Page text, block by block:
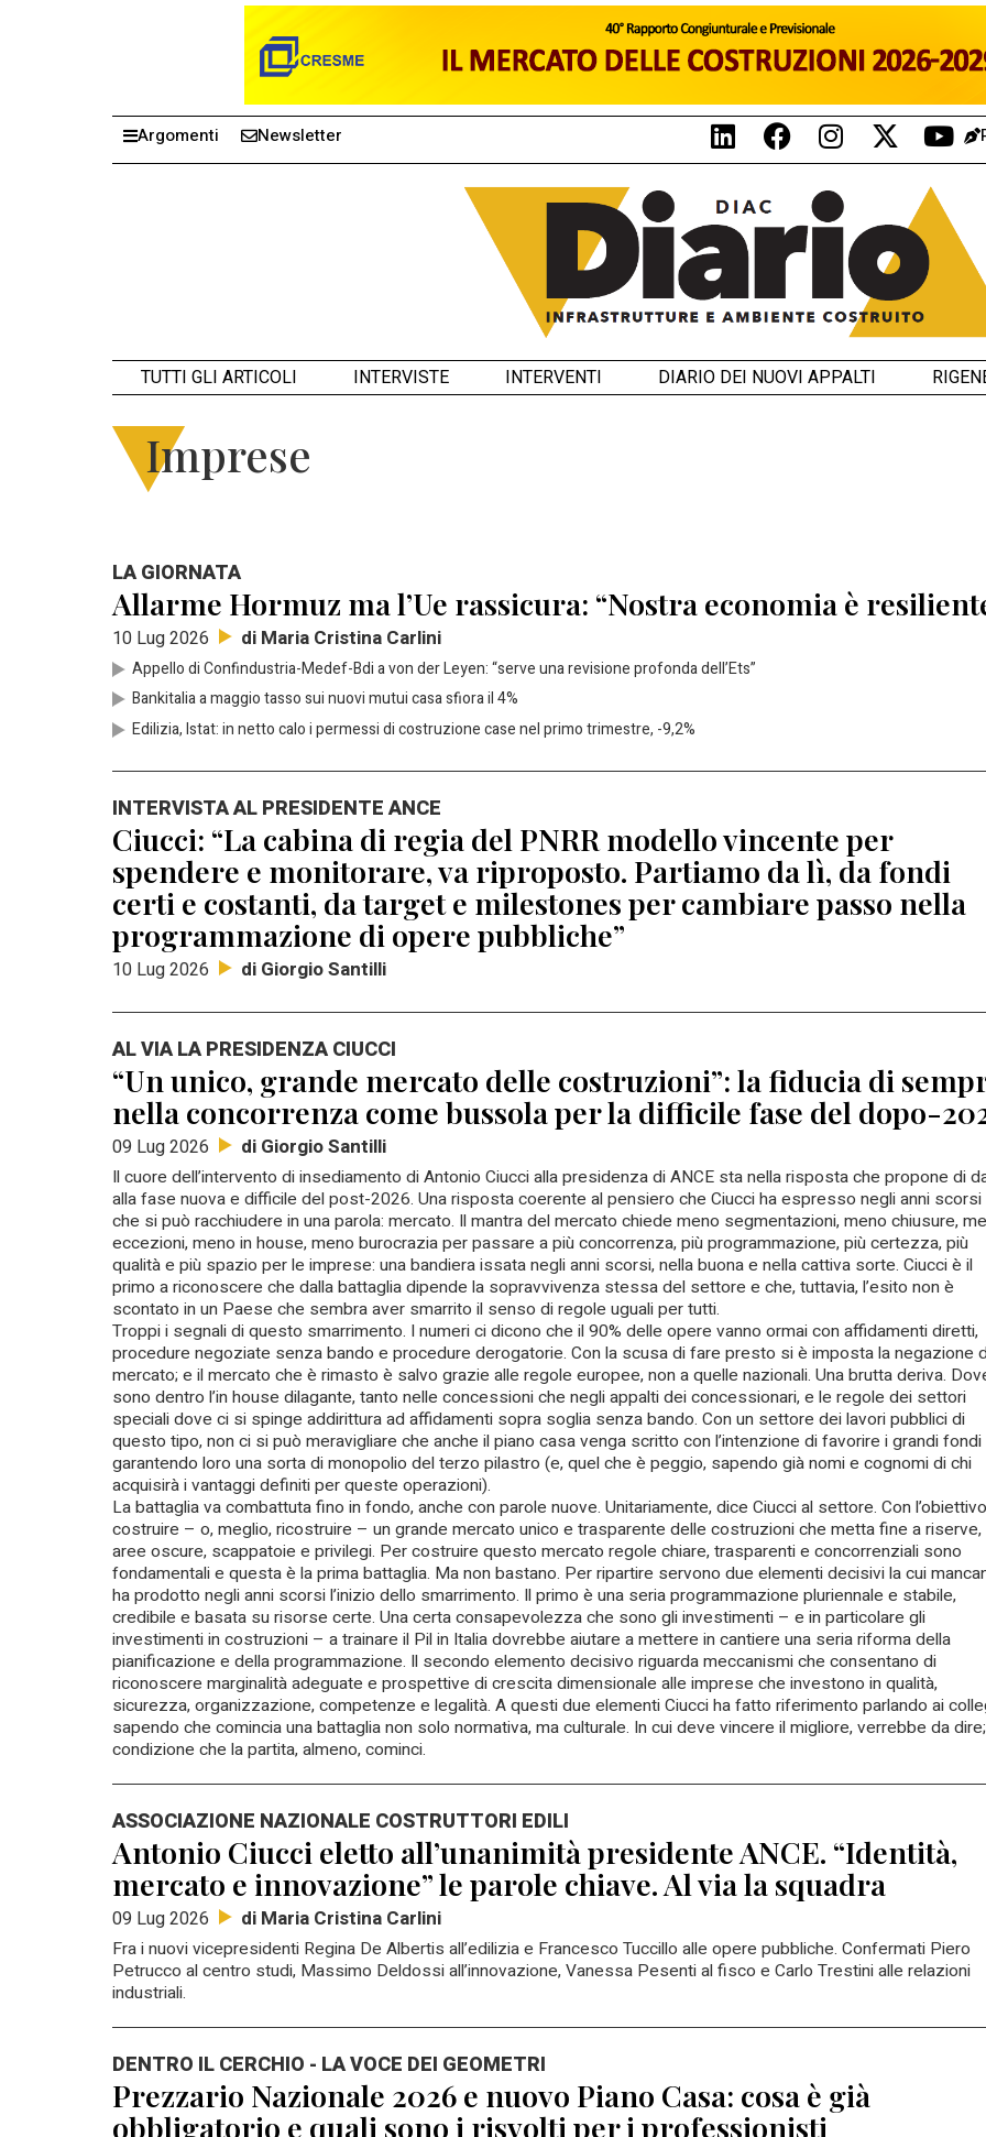
Argomenti Newsletter
TUTTI GLI ARTICOLI INTERVISTE INTERVENTI DIARIO DEI NUOVI APPALTI
Imprese
LA GIORNATA
Allarme Hormuz ma l’Ue rassicura: “Nostra economia è
10 Lug 2026 di Maria Cristina Carlini
Appello di Confindustria-Medef-Bdi a von der Leyen: “serve una revisione profonda dell’Ets”
Bankitalia a maggio tasso sui nuovi mutui casa sfiora il 4%
Edilizia, Istat: in netto calo i permessi di costruzione case nel primo trimestre, -9,2%
INTERVISTA AL PRESIDENTE ANCE
Ciucci: “La cabina di regia del PNRR modello vincente per
spendere e monitorare, va riproposto. Partiamo da lì, da fondi
certi e costanti, da target e milestones per cambiare passo nella
programmazione di opere pubbliche”
10 Lug 2026 di Giorgio Santilli
AL VIA LA PRESIDENZA CIUCCI
“Un unico, grande mercato delle costruzioni”: la fiducia di
nella concorrenza come bussola per la difficile fase del dopo-
09 Lug 2026 di Giorgio Santilli
Il cuore dell’intervento di insediamento di Antonio Ciucci alla presidenza di ANCE sta nella risposta che propone di
alla fase nuova e difficile del post-2026. Una risposta coerente al pensiero che Ciucci ha espresso negli anni scorsi
che si può racchiudere in una parola: mercato. Il mantra del mercato chiede meno segmentazioni, meno chiusure,
eccezioni, meno in house, meno burocrazia per passare a più concorrenza, più programmazione, più certezza, più
qualità e più spazio per le imprese: una bandiera issata negli anni scorsi, nella buona e nella cattiva sorte. Ciucci è il
primo a riconoscere che dalla battaglia dipende la sopravvivenza stessa del settore e che, tuttavia, l’esito non è
scontato in un Paese che sembra aver smarrito il senso di regole uguali per tutti.
Troppi i segnali di questo smarrimento. I numeri ci dicono che il 90% delle opere vanno ormai con affidamenti diretti,
procedure negoziate senza bando e procedure derogatorie. Con la scusa di fare presto si è imposta la negazione
mercato; e il mercato che è rimasto è salvo grazie alle regole europee, non a quelle nazionali. Una brutta deriva.
sono dentro l’in house dilagante, tanto nelle concessioni che negli appalti dei concessionari, e le regole dei settori
speciali dove ci si spinge addirittura ad affidamenti sopra soglia senza bando. Con un settore dei lavori pubblici di
questo tipo, non ci si può meravigliare che anche il piano casa venga scritto con l’intenzione di favorire i grandi fondi
garantendo loro una sorta di monopolio del terzo pilastro (e, quel che è peggio, sapendo già nomi e cognomi di chi
acquisirà i vantaggi definiti per queste operazioni).
La battaglia va combattuta fino in fondo, anche con parole nuove. Unitariamente, dice Ciucci al settore. Con
costruire – o, meglio, ricostruire – un grande mercato unico e trasparente delle costruzioni che metta fine a riserve,
aree oscure, scappatoie e privilegi. Per costruire questo mercato regole chiare, trasparenti e concorrenziali sono
fondamentali e questa è la prima battaglia. Ma non bastano. Per ripartire servono due elementi decisivi la cui
ha prodotto negli anni scorsi l’inizio dello smarrimento. Il primo è una seria programmazione pluriennale e stabile,
credibile e basata su risorse certe. Una certa consapevolezza che sono gli investimenti – e in particolare gli
investimenti in costruzioni – a trainare il Pil in Italia dovrebbe aiutare a mettere in cantiere una seria riforma della
pianificazione e della programmazione. Il secondo elemento decisivo riguarda meccanismi che consentano di
riconoscere marginalità adeguate e prospettive di crescita dimensionale alle imprese che investono in qualità,
sicurezza, organizzazione, competenze e legalità. A questi due elementi Ciucci ha fatto riferimento parlando ai
sapendo che comincia una battaglia non solo normativa, ma culturale. In cui deve vincere il migliore, verrebbe da
condizione che la partita, almeno, cominci.
ASSOCIAZIONE NAZIONALE COSTRUTTORI EDILI
Antonio Ciucci eletto all’unanimità presidente ANCE. “Identità,
mercato e innovazione” le parole chiave. Al via la squadra
09 Lug 2026 di Maria Cristina Carlini
Fra i nuovi vicepresidenti Regina De Albertis all’edilizia e Francesco Tuccillo alle opere pubbliche. Confermati Piero
Petrucco al centro studi, Massimo Deldossi all’innovazione, Vanessa Pesenti al fisco e Carlo Trestini alle relazioni
industriali.
DENTRO IL CERCHIO - LA VOCE DEI GEOMETRI
Prezzario Nazionale 2026 e nuovo Piano Casa: cosa è già
obbligatorio e quali sono i risvolti per i professionisti